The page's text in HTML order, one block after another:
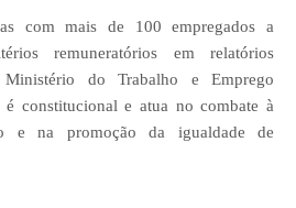
com mais de 100 empregados a
remuneratórios em relatórios
Ministério do Trabalho e Emprego
constitucional e atua no combate à
e na promoção da igualdade de